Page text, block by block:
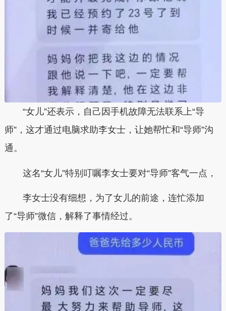
“女儿”还表示，自己因手机故障无法联系上“导
师”，这才通过电脑求助李女士，让她帮忙和“导师”沟
通。
这名“女儿”特别叮嘱李女士要对“导师”客气一点，
李女士没有细想，为了女儿的前途，连忙添加
了“导师”微信，解释了事情经过。